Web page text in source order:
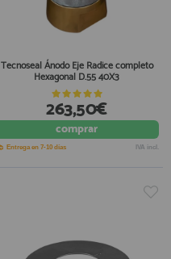
Tecnoseal Ánodo Eje Radice completo
Hexagonal D.55 40X3
263,50€
comprar
Entrega en 7-10 días IVA incl.